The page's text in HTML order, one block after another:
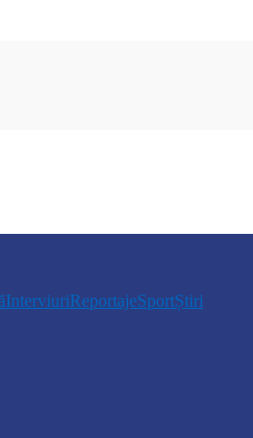
InterviuriReportajeSportȘtiri